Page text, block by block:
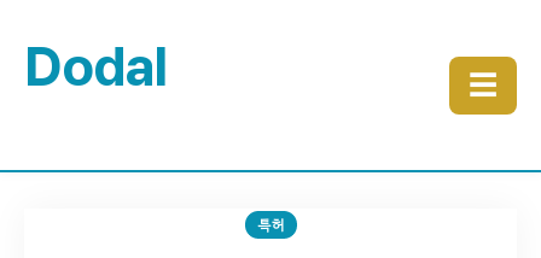
Dodal ☰
특허